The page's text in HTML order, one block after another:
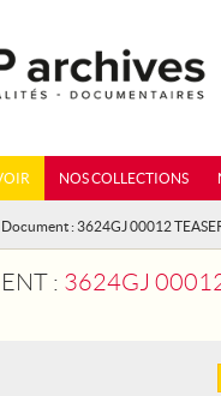
NOS COLLECTIONS
Document : 3624GJ 00012
: 3624GJ 00012